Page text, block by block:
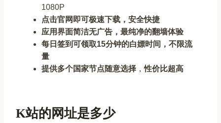
1080P
点击官网即可极速下载，安全快捷
应用界面简洁无广告，最纯净的翻墙体验
每日签到可领取15分钟的白嫖时间，不限流
量
提供多个国家节点随意选择 ，性价比超高
K站的网址是多少